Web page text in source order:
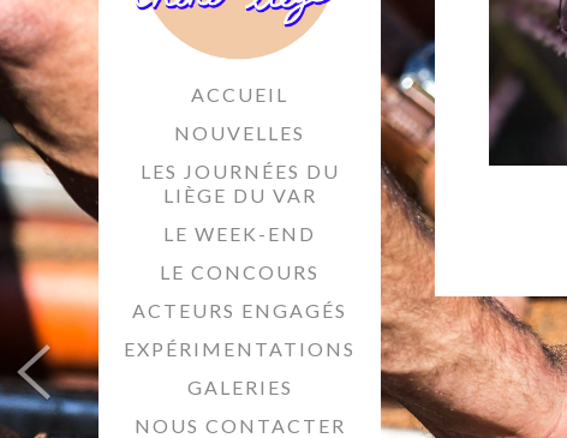
ACCUEIL
NOUVELLES
LES JOURNÉES DU
LIÈGE DU VAR
LE WEEK-END
LE CONCOURS
ACTEURS ENGAGÉS
EXPÉRIMENTATIONS
GALERIES
NOUS CONTACTER